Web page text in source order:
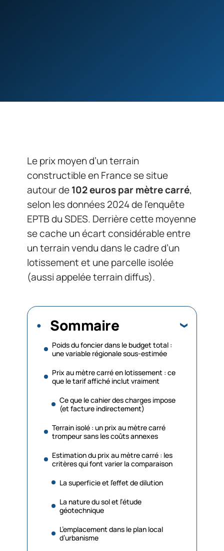
Le prix moyen d’un terrain
constructible en France se situe
autour de102 euros par mètre carré,
selon les données 2024 de l’enquête
EPTB du SDES. Derrière cette moyenne
se cache un écart considérable entre
un terrain vendu dans le cadre d’un
lotissement et une parcelle isolée
(aussi appelée terrain diffus).
Sommaire
Poids du foncier dans le budget total :
une variable régionale sous-estimée
Prix au mètre carré en lotissement : ce
que le tarif affiché inclut vraiment
Ce que le cahier des charges impose
(et facture indirectement)
Terrain isolé : un prix au mètre carré
trompeur sans les coûts annexes
Estimation du prix au mètre carré : les
critères qui font varier la comparaison
La superficie et l’effet de dilution
La nature du sol et l’étude
géotechnique
L’emplacement dans le plan local
d’urbanisme